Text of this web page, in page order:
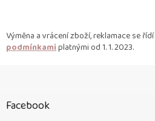
Výměna a vrácení zboží, reklamace se řídí
podmínkamiplatnými od 1. 1. 2023.
Facebook